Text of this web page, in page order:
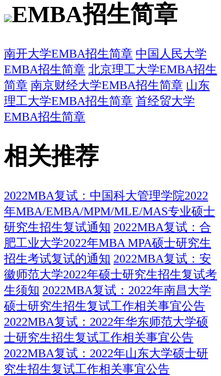
EMBA招生简章
南开大学EMBA招生简章 中国人民大学
EMBA招生简章 北京理工大学EMBA招生
简章 南京财经大学EMBA招生简章 山东
理工大学EMBA招生简章 首经贸大学
EMBA招生简章
相关推荐
2022MBA复试：中国科大管理学院2022
年MBA/EMBA/MPM/MLE/MAS专业硕士
研究生招生复试通知 2022MBA复试：合
肥工业大学2022年MBA MPA硕士研究生
招生考试复试的通知 2022MBA复试：安
徽师范大学2022年硕士研究生招生复试考
生须知 2022MBA复试：2022年南昌大学
硕士研究生招生复试工作相关事宜公告
2022MBA复试：2022年华东师范大学硕
士研究生招生复试工作相关事宜公告
2022MBA复试：2022年山东大学硕士研
究生招生复试工作相关事宜公告